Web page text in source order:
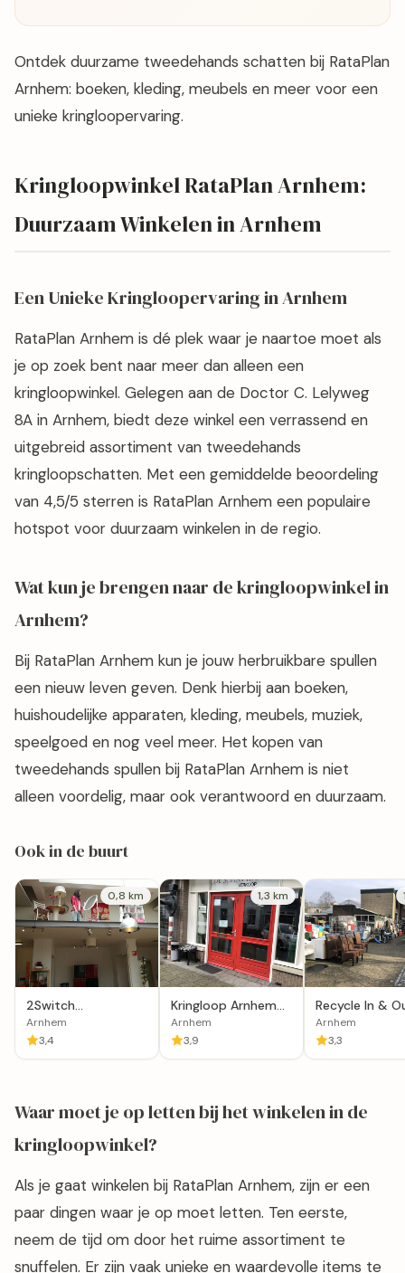
Ontdek duurzame tweedehands schatten bij RataPlan
Arnhem: boeken, kleding, meubels en meer voor een
unieke kringloopervaring.
Kringloopwinkel RataPlan Arnhem:
Duurzaam Winkelen in Arnhem
Een Unieke Kringloopervaring in Arnhem
RataPlan Arnhem is dé plek waar je naartoe moet als
je op zoek bent naar meer dan alleen een
kringloopwinkel. Gelegen aan de Doctor C. Lelyweg
8A in Arnhem, biedt deze winkel een verrassend en
uitgebreid assortiment van tweedehands
kringloopschatten. Met een gemiddelde beoordeling
van 4,5/5 sterren is RataPlan Arnhem een populaire
hotspot voor duurzaam winkelen in de regio.
Wat kun je brengen naar de kringloopwinkel in
Arnhem?
Bij RataPlan Arnhem kun je jouw herbruikbare spullen
een nieuw leven geven. Denk hierbij aan boeken,
huishoudelijke apparaten, kleding, meubels, muziek,
speelgoed en nog veel meer. Het kopen van
tweedehands spullen bij RataPlan Arnhem is niet
alleen voordelig, maar ook verantwoord en duurzaam.
Ook in de buurt
0,8 km
2Switch
kringloopwinkel
Arnhem ♻️
Arnhem
3,4
1,3 km
Kringloop Arnhem
De Schatkamer
Arnhem
3,9
Recycle In &
Arnhem
3,3
Waar moet je op letten bij het winkelen in de
kringloopwinkel?
Als je gaat winkelen bij RataPlan Arnhem, zijn er een
paar dingen waar je op moet letten. Ten eerste,
neem de tijd om door het ruime assortiment te
snuffelen. Er zijn vaak unieke en waardevolle items te